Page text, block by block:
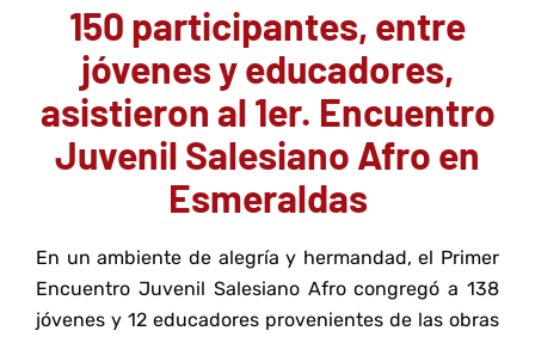
150 participantes, entre
jóvenes y educadores,
asistieron al 1er. Encuentro
Juvenil Salesiano Afro en
Esmeraldas
En un ambiente de alegría y hermandad, el Primer
Encuentro Juvenil Salesiano Afro congregó a 138
jóvenes y 12 educadores provenientes de las obras